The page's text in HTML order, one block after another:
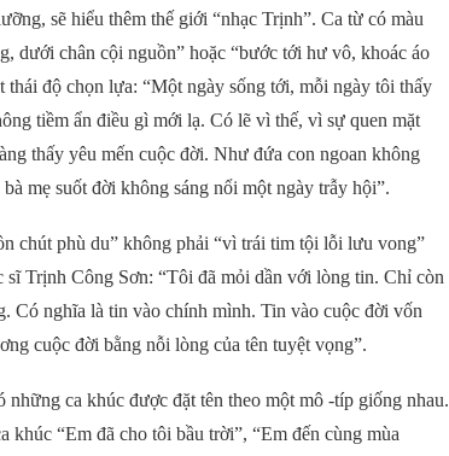
sẽ hiểu thêm thế giới “nhạc Trịnh”. Ca từ có màu
dưới chân cội nguồn” hoặc “bước tới hư vô, khoác áo
độ chọn lựa: “Một ngày sống tới, mỗi ngày tôi thấy
tiềm ẩn điều gì mới lạ. Có lẽ vì thế, vì sự quen mặt
thấy yêu mến cuộc đời. Như đứa con ngoan không
mẹ suốt đời không sáng nổi một ngày trẫy hội”.
chút phù du” không phải “vì trái tim tội lỗi lưu vong”
sĩ Trịnh Công Sơn: “Tôi đã mỏi dần với lòng tin. Chỉ còn
Có nghĩa là tin vào chính mình. Tin vào cuộc đời vốn
cuộc đời bằng nỗi lòng của tên tuyệt vọng”.
những ca khúc được đặt tên theo một mô -típ giống nhau.
khúc “Em đã cho tôi bầu trời”, “Em đến cùng mùa